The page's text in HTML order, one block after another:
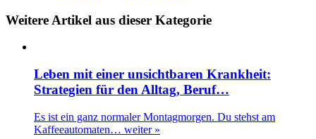
Weitere Artikel aus dieser Kategorie
Leben mit einer unsichtbaren Krankheit:
Strategien für den Alltag, Beruf…
Es ist ein ganz normaler Montagmorgen. Du stehst am
Kaffeeautomaten… weiter »